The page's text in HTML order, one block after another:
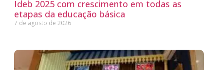
Ideb 2025 com crescimento em todas as
etapas da educação básica
7 de agosto de 2026